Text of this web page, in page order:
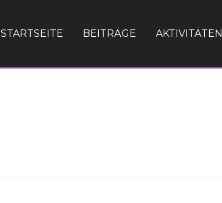
STARTSEITE BEITRÄGE AKTIVITÄTEN